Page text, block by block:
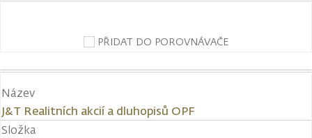
PŘIDAT DO POROVNÁVAČE
Název
J&T Realitních akcií a dluhopisů OPF
Složka